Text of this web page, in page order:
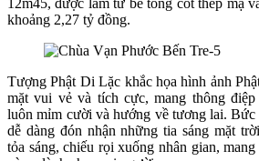
12m45, được làm từ bê tông cốt thép mạ
khoảng 2,27 tỷ đồng.
Tượng Phật Di Lặc khắc họa hình ảnh
mặt vui vẻ và tích cực, mang thông
luôn mỉm cười và hướng về tương lai. Bức
dễ dàng đón nhận những tia sáng mặt
tỏa sáng, chiếu rọi xuống nhân gian,